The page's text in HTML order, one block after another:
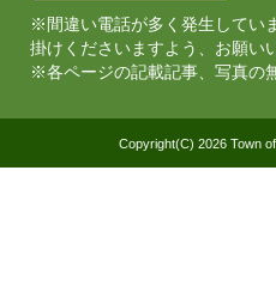
※間違い電話が多く発生してい
掛けくださいますよう、お願い
※各ページの記載記事、写真の
Copyright(C) 2026 Town